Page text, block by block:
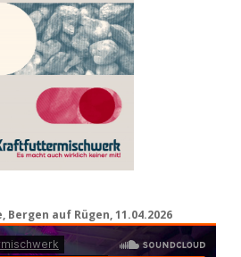
Bergen auf Rügen, 11.04.2026